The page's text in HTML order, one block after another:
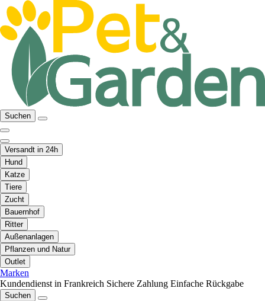
Suchen
Versandt in 24h
Hund
Katze
Tiere
Zucht
Bauernhof
Ritter
Außenanlagen
Pflanzen und Natur
Outlet
Marken
Kundendienst in Frankreich Sichere Zahlung Einfache Rückgabe
Suchen